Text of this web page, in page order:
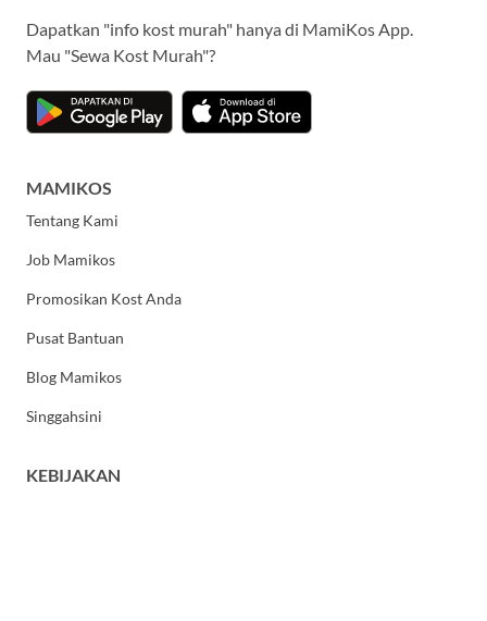
Dapatkan "info kost murah" hanya di MamiKos App.
Mau "Sewa Kost Murah"?
MAMIKOS
Tentang Kami
Job Mamikos
Promosikan Kost Anda
Pusat Bantuan
Blog Mamikos
Singgahsini
KEBIJAKAN